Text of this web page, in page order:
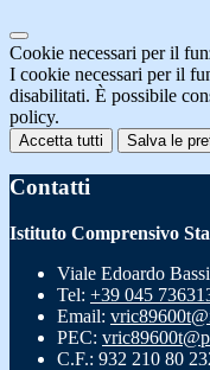
Cookie necessari per il
I cookie necessari per il
disabilitati. È possibile
policy.
Accetta tutti Salva le
Contatti
Istituto Comprensivo
Viale Edoardo
Tel: +39 045
Email:
PEC:
C.F.: 932 210 80